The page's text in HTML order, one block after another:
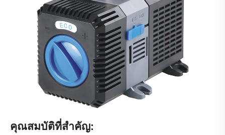
คุณสมบัติที่สำคัญ: